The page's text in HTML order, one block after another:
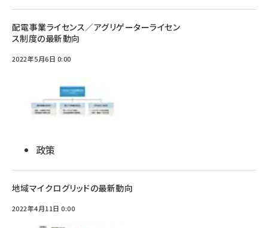
配電事業ライセンス／アグリゲーターライセン
ス制度の最新動向
2022年5月6日 0:00
政策
地域マイクログリッドの最新動向
2022年4月11日 0:00